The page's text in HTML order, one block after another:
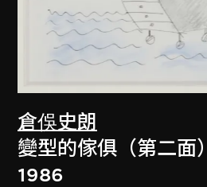
倉俁史朗
變型的傢俱（第二面）
1986